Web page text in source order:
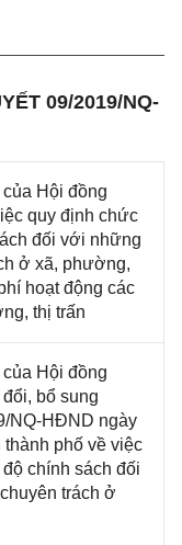
09/2019/NQ-
Hội đồng
quy định chức
đối với những
ở xã, phường,
hoạt động các
thị trấn
Hội đồng
bổ sung
NQ-HĐND ngày
phố về việc
chính sách đối
trách ở